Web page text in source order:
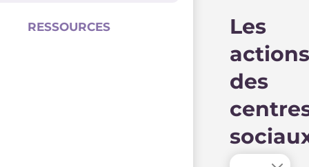
RESSOURCES
Les
actions
des